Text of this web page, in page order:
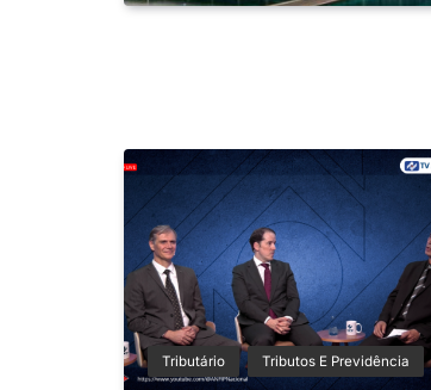
Tributário Tributos E Previdência